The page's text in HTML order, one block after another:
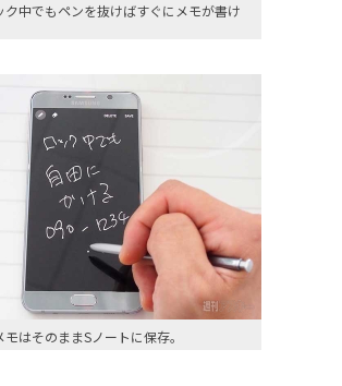
中でもペンを抜けばすぐにメモが書け
はそのままSノートに保存。